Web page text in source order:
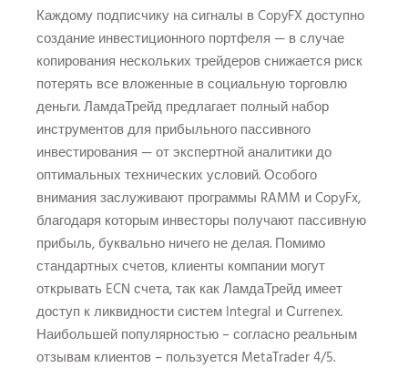
Каждому подписчику на сигналы в CopyFX доступно
создание инвестиционного портфеля — в случае
копирования нескольких трейдеров снижается риск
потерять все вложенные в социальную торговлю
деньги. ЛамдаТрейд предлагает полный набор
инструментов для прибыльного пассивного
инвестирования — от экспертной аналитики до
оптимальных технических условий. Особого
внимания заслуживают программы RAMM и CopyFx,
благодаря которым инвесторы получают пассивную
прибыль, буквально ничего не делая. Помимо
стандартных счетов, клиенты компании могут
открывать ECN счета, так как ЛамдаТрейд имеет
доступ к ликвидности систем Integral и Сurrenex.
Наибольшей популярностью – согласно реальным
отзывам клиентов – пользуется MetaTrader 4/5.